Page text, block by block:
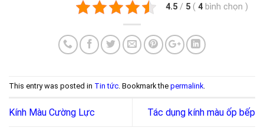
4.5 / 5 ( 4 bình chọn )
This entry was posted in Tin tức. Bookmark the permalink.
Kính Màu Cường Lực Tác dụng kính màu ốp bếp